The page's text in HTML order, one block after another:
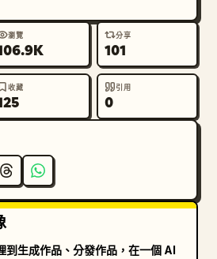
、無額外人物、無道具、除指定排
膽的時尚編輯風格以及刻意遮擋臉
瀏覽 分享
101
收藏 引用
0
到生成作品、分發作品，在一個 AI